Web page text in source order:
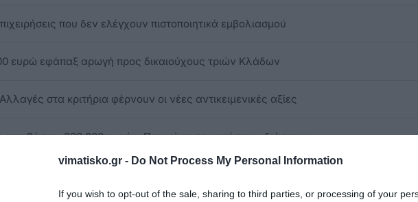
vimatisko.gr - Do Not Process My Personal Information
If you wish to opt-out of the sale, sharing to third parties, or processing of your
που δεν ελέγχουν πιστοποιητικά εμβολιασμού
ευρώ εφάπαξ αρωγή προς δικαιούχους τριών Κλάδων
στα κριτήρια φέρνουν οι νέες αντικειμενικές αξίες
των 300.000 ευρώ – Ποιο είναι το κασέ των «διάσημων»
ΣΤΙΣ ΚΟΙΝΟΤΗΤΕΣ